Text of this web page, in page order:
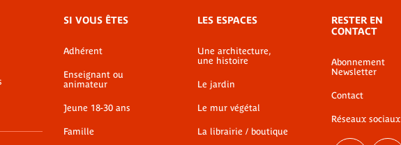
SI VOUS ÊTES
Adhérent
Enseignant ou
animateur
Jeune 18-30 ans
Famille
LES ESPACES
Une architecture,
une histoire
Le jardin
Le mur végétal
La librairie / boutique
RESTER EN
CONTACT
Abonnement
Newsletter
Contact
Réseaux sociaux